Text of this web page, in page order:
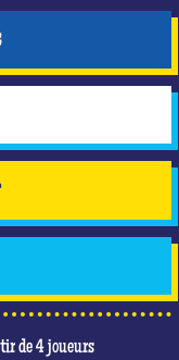
de 4 joueurs